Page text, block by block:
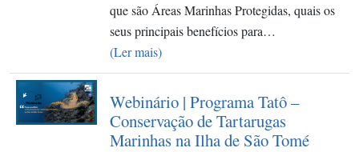
que são Áreas Marinhas Protegidas, quais os
seus principais benefícios para…
(Ler mais)
Webinário | Programa Tatô –
Conservação de Tartarugas
Marinhas na Ilha de São Tomé